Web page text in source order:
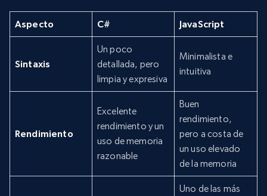
Aspecto C# JavaScript
Sintaxis
Un poco
detallada, pero
limpia y expresiva
Minimalista e
intuitiva
Rendimiento
Excelente
rendimiento y un
uso de memoria
razonable
Buen
rendimiento,
pero a costa de
un uso elevado
de la memoria
Uno de las más